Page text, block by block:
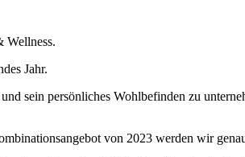
Wellness.
Jahr.
sein persönliches Wohlbefinden zu
von 2023 werden wir